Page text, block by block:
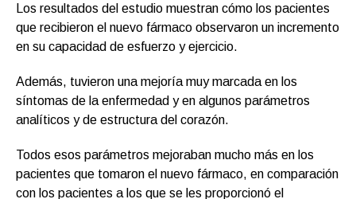
Los resultados del estudio muestran cómo los pacientes
que recibieron el nuevo fármaco observaron un incremento
en su capacidad de esfuerzo y ejercicio.
Además, tuvieron una mejoría muy marcada en los
síntomas de la enfermedad y en algunos parámetros
analíticos y de estructura del corazón.
Todos esos parámetros mejoraban mucho más en los
pacientes que tomaron el nuevo fármaco, en comparación
con los pacientes a los que se les proporcionó el